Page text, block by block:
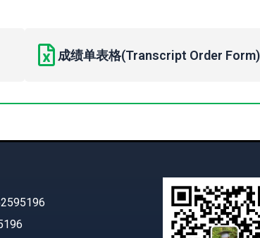
成绩单表格(Transcript Order Form)